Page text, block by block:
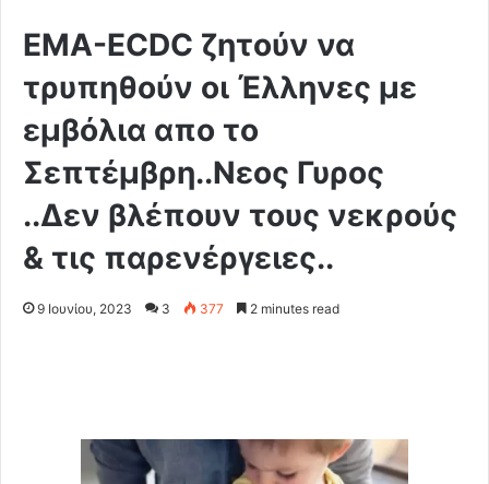
ΕΜΑ-ΕCDC ζητούν να
τρυπηθούν οι Έλληνες με
εμβόλια απο το
Σεπτέμβρη..Νεος Γυρος
..Δεν βλέπουν τους νεκρούς
& τις παρενέργειες..
9 Ιουνίου, 2023 3 377 2 minutes read